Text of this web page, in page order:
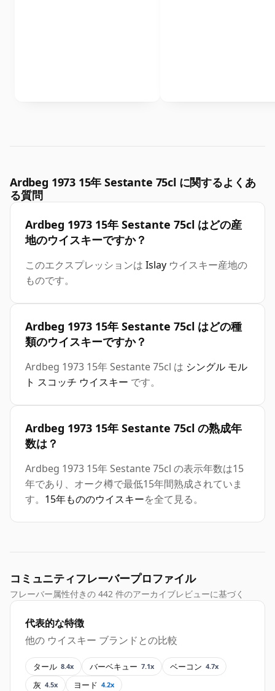
Ardbeg 1973 15年 Sestante 75cl に関するよくあ
る質問
Ardbeg 1973 15年 Sestante 75cl はどの産
地のウイスキーですか？
このエクスプレッションは Islay ウイスキー産地の
ものです。
Ardbeg 1973 15年 Sestante 75cl はどの種
類のウイスキーですか？
Ardbeg 1973 15年 Sestante 75cl は シングル モル
ト スコッチ ウイスキー です。
Ardbeg 1973 15年 Sestante 75cl の熟成年
数は？
Ardbeg 1973 15年 Sestante 75cl の表示年数は15
年であり、オーク樽で最低15年間熟成されていま
す。 15年もののウイスキーを全て見る。
コミュニティフレーバープロファイル
フレーバー属性付きの 442 件のアーカイブレビューに基づく
代表的な特徴
他の ウイスキー ブランドとの比較
タール 8.4x バーベキュー 7.1x ベーコン 4.7x
灰 4.5x ヨード 4.2x